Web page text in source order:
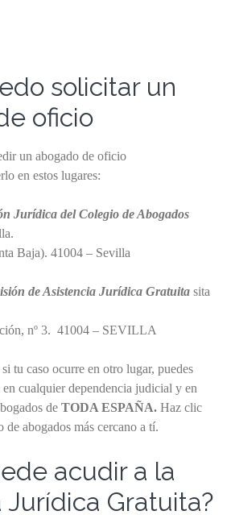
solicitar un
oficio
un abogado de oficio
en estos lugares:
Jurídica del Colegio de Abogados
Baja). 41004 – Sevilla
de Asistencia Jurídica Gratuita sita
nº 3. 41004 – SEVILLA
tu caso ocurre en otro lugar, puedes
cualquierdependencia judicial y en
de TODA ESPAÑA. Haz clic
de abogados más cercano a tí.
acudir a la
Jurídica Gratuita?